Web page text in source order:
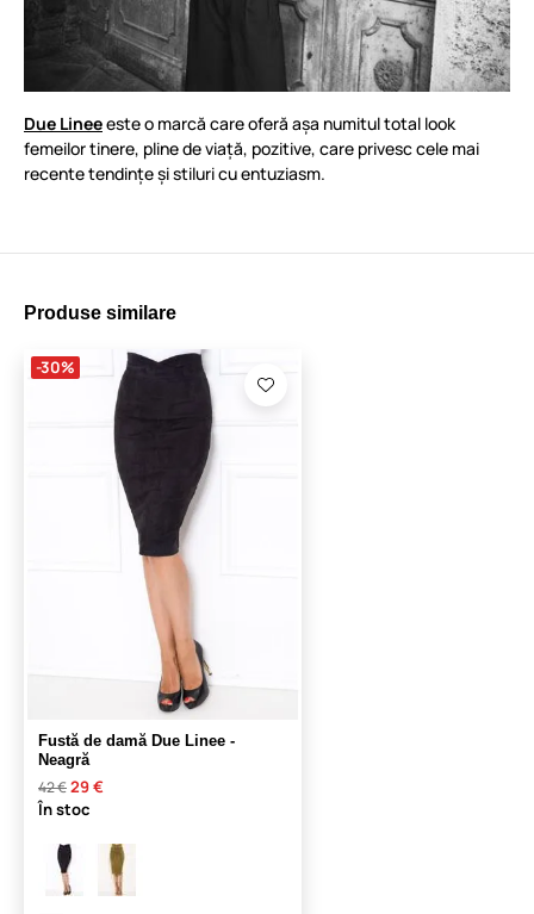
Due Lineeeste o marcă care oferă așa numitul total look
femeilor tinere, pline de viață, pozitive, care privesc cele mai
recente tendințe și stiluri cu entuziasm.
Produse similare
-30%
Fustă de damă Due Linee -
Neagră
42 €29 €
În stoc